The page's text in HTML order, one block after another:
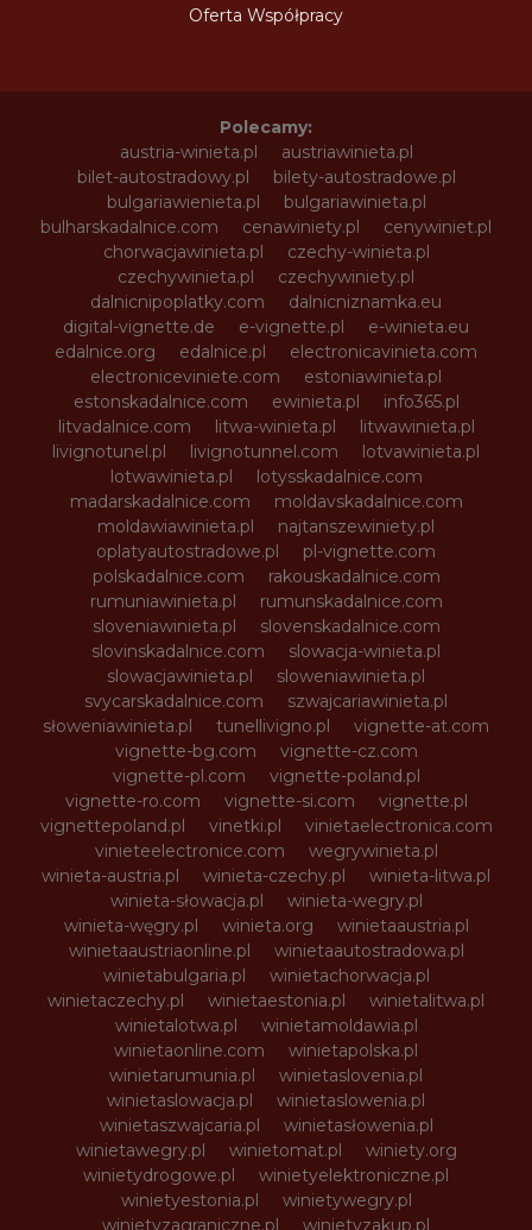
Oferta Współpracy
Polecamy:
austria-winieta.pl
austriawinieta.pl
bilet-autostradowy.pl
bilety-autostradowe.pl
bulgariawienieta.pl
bulgariawinieta.pl
bulharskadalnice.com
cenawiniety.pl
cenywiniet.pl
chorwacjawinieta.pl
czechy-winieta.pl
czechywinieta.pl
czechywiniety.pl
dalnicnipoplatky.com
dalnicniznamka.eu
digital-vignette.de
e-vignette.pl
e-winieta.eu
edalnice.org
edalnice.pl
electronicavinieta.com
electroniceviniete.com
estoniawinieta.pl
estonskadalnice.com
ewinieta.pl
info365.pl
litvadalnice.com
litwa-winieta.pl
litwawinieta.pl
livignotunel.pl
livignotunnel.com
lotvawinieta.pl
lotwawinieta.pl
lotysskadalnice.com
madarskadalnice.com
moldavskadalnice.com
moldawiawinieta.pl
najtanszewiniety.pl
oplatyautostradowe.pl
pl-vignette.com
polskadalnice.com
rakouskadalnice.com
rumuniawinieta.pl
rumunskadalnice.com
sloveniawinieta.pl
slovenskadalnice.com
slovinskadalnice.com
slowacja-winieta.pl
slowacjawinieta.pl
sloweniawinieta.pl
svycarskadalnice.com
szwajcariawinieta.pl
słoweniawinieta.pl
tunellivigno.pl
vignette-at.com
vignette-bg.com
vignette-cz.com
vignette-pl.com
vignette-poland.pl
vignette-ro.com
vignette-si.com
vignette.pl
vignettepoland.pl
vinetki.pl
vinietaelectronica.com
vinieteelectronice.com
wegrywinieta.pl
winieta-austria.pl
winieta-czechy.pl
winieta-litwa.pl
winieta-słowacja.pl
winieta-wegry.pl
winieta-węgry.pl
winieta.org
winietaaustria.pl
winietaaustriaonline.pl
winietaautostradowa.pl
winietabulgaria.pl
winietachorwacja.pl
winietaczechy.pl
winietaestonia.pl
winietalitwa.pl
winietalotwa.pl
winietamoldawia.pl
winietaonline.com
winietapolska.pl
winietarumunia.pl
winietaslovenia.pl
winietaslowacja.pl
winietaslowenia.pl
winietaszwajcaria.pl
winietasłowenia.pl
winietawegry.pl
winietomat.pl
winiety.org
winietydrogowe.pl
winietyelektroniczne.pl
winietyestonia.pl
winietywegry.pl
winietyzagraniczne.pl
winietyzakup.pl